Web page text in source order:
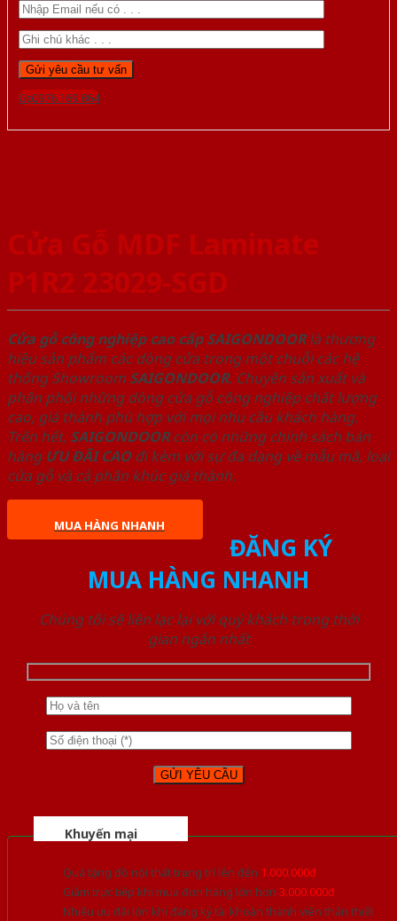
Gọi 0976.169.864
Cửa Gỗ MDF Laminate
P1R2 23029-SGD
Cửa gỗ công nghiệp cao cấp SAIGONDOORlà thương
hiệu sản phẩm các dòng cửa trong một chuỗi các hệ
thống Showroom SAIGONDOOR. Chuyên sản xuất và
phân phối những dòng cửa gỗ công nghiệp chất lượng
cao, giá thành phù hợp với mọi nhu cầu khách hàng.
Trên hết, SAIGONDOORcòn có những chính sách bán
hàng ƯU ĐÃI CAOđi kèm với sự đa dạng về mẫu mã, loại
cửa gỗ và cả phân khúc giá thành.
MUA HÀNG NHANH
ĐĂNG KÝ
MUA HÀNG NHANH
Chúng tôi sẽ liên lạc lại với quý khách trong thời
gian ngắn nhất
Khuyến mại
Quà tặng đồ nội thất trang trí lên đến 1.000.000đ
Giảm trực tiếp khi mua đơn hàng lớn hơn 3.000.000đ
Nhiều ưu đãi lớn khi đăng ký tài khoản thành viên thân thiết